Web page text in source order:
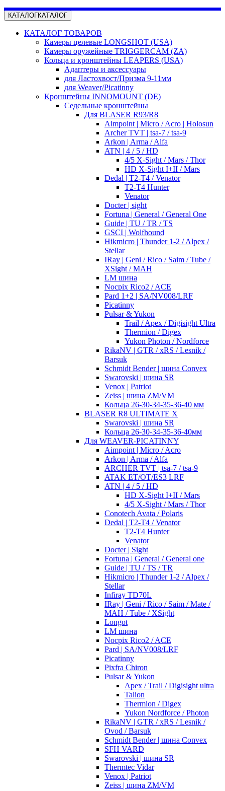
КАТАЛОГКАТАЛОГ
КАТАЛОГ ТОВАРОВ
Камеры целевые LONGSHOT (USA)
Камеры оружейные TRIGGERCAM (ZA)
Кольца и кронштейны LEAPERS (USA)
Адаптеры и аксессуары
для Ластохвост/Призма 9-11мм
для Weaver/Picatinny
Кронштейны INNOMOUNT (DE)
Седельные кронштейны
Для BLASER R93/R8
Aimpoint | Micro / Acro | Holosun
Archer TVT | tsa-7 / tsa-9
Arkon | Arma / Alfa
ATN | 4 / 5 / HD
4/5 X-Sight / Mars / Thor
HD X-Sight I+II / Mars
Dedal | T2-T4 / Venator
T2-T4 Hunter
Venator
Docter | sight
Fortuna | General / General One
Guide | TU / TR / TS
GSCI | Wolfhound
Hikmicro | Thunder 1-2 / Alpex /
Stellar
IRay | Geni / Rico / Saim / Tube /
XSight / MAH
LM шина
Nocpix Rico2 / ACE
Pard 1+2 | SA/NV008/LRF
Picatinny
Pulsar & Yukon
Trail / Apex / Digisight Ultra
Thermion / Digex
Yukon Photon / Nordforce
RikaNV | GTR / xRS / Lesnik /
Barsuk
Schmidt Bender | шина Convex
Swarovski | шина SR
Venox | Patriot
Zeiss | шина ZM/VM
Кольца 26-30-34-35-36-40 мм
BLASER R8 ULTIMATE X
Swarovski | шина SR
Кольца 26-30-34-35-36-40мм
Для WEAVER-PICATINNY
Aimpoint | Micro / Acro
Arkon | Arma / Alfa
ARCHER TVT | tsa-7 / tsa-9
ATAK ET/OT/ES3 LRF
ATN | 4 / 5 / HD
HD X-Sight I+II / Mars
4/5 X-Sight / Mars / Thor
Conotech Avata / Polaris
Dedal | T2-T4 / Venator
T2-T4 Hunter
Venator
Docter | Sight
Fortuna | General / General one
Guide | TU / TS / TR
Hikmicro | Thunder 1-2 / Alpex /
Stellar
Infiray TD70L
IRay | Geni / Rico / Saim / Mate /
MAH / Tube / XSight
Longot
LM шина
Nocpix Rico2 / ACE
Pard | SA/NV008/LRF
Picatinny
Pixfra Chiron
Pulsar & Yukon
Apex / Trail / Digisight ultra
Talion
Thermion / Digex
Yukon Nordforce / Photon
RikaNV | GTR / xRS / Lesnik /
Ovod / Barsuk
Schmidt Bender | шина Convex
SFH VARD
Swarovski | шина SR
Thermtec Vidar
Venox | Patriot
Zeiss | шина ZM/VM